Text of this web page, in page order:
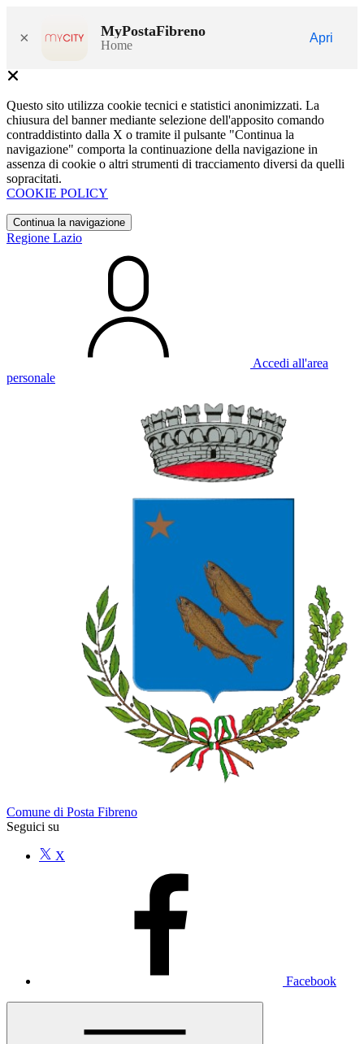
× MyPostaFibreno
Home
Apri
Questo sito utilizza cookie tecnici e statistici anonimizzati. La
chiusura del banner mediante selezione dell'apposito comando
contraddistinto dalla X o tramite il pulsante "Continua la
navigazione" comporta la continuazione della navigazione in
assenza di cookie o altri strumenti di tracciamento diversi da quelli
sopracitati.
COOKIE POLICY
Continua la navigazione
Regione Lazio
Accedi all'area
personale
Comune di Posta Fibreno
Seguici su
X
Facebook